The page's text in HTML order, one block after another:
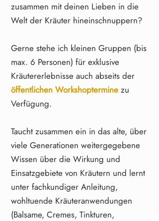
zusammen mit deinen Lieben in die
Welt der Kräuter hineinschnuppern?
Gerne stehe ich kleinen Gruppen (bis
max. 6 Personen) für exklusive
Kräutererlebnisse auch abseits der
öffentlichen Workshoptermine zu
Verfügung.
Taucht zusammen ein in das alte, über
viele Generationen weitergegebene
Wissen über die Wirkung und
Einsatzgebiete von Kräutern und lernt
unter fachkundiger Anleitung,
wohltuende Kräuteranwendungen
(Balsame, Cremes, Tinkturen,